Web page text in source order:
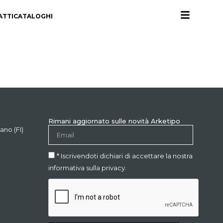
CATALOGHI
(FI)
Rimani aggiornato sulle novità Arketipo
* Iscrivendoti dichiari di accettare la nostra
informativa sulla privacy.